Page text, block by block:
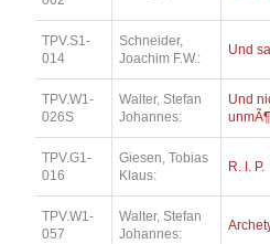
TPV.S1-
014
Schneider,
Joachim F.W.:
Und
TPV.W1-
026S
Walter, Stefan
Johannes:
Und
TPV.G1-
016
Giesen, Tobias
Klaus:
R. I. P.
TPV.W1-
057
Walter, Stefan
Johannes: